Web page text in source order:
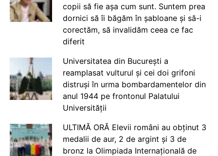
copii să fie așa cum sunt. Suntem prea
dornici să îi băgăm în șabloane și să-i
corectăm, să invalidăm ceea ce fac
diferit
Universitatea din București a
reamplasat vulturul și cei doi grifoni
distruși în urma bombardamentelor din
anul 1944 pe frontonul Palatului
Universității
ULTIMĂ ORĂ Elevii români au obținut 3
medalii de aur, 2 de argint și 3 de
bronz la Olimpiada Internațională de